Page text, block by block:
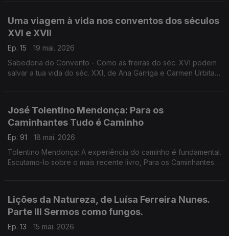
Uma viagem à vida nos conventos dos séculos
XVI e XVII
Ep. 15
19 mai. 2026
Sabedoria do Convento - Como as freiras do séc. XVI podem
salvar a tua vida do séc. XXI, de Ana Garriga e Carmen Urbita,
José Tolentino Mendonça: Para os
Caminhantes Tudo é Caminho
Ep. 91
18 mai. 2026
Tolentino Mendonça: A experiência do caminho é fundamental.
Escutamo-lo sobre o mais recente livro, Para os Caminhantes
Lições da Natureza, de Luísa Ferreira Nunes.
Parte III Sermos como fungos.
Ep. 13
15 mai. 2026